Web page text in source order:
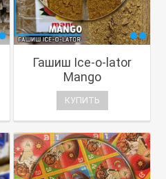
Гашиш Ice-o-lator
Mango
КУПИТЬ